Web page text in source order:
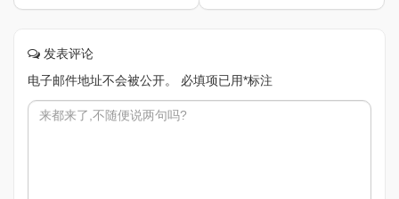
发表评论
电子邮件地址不会被公开。
必填项已用*标注